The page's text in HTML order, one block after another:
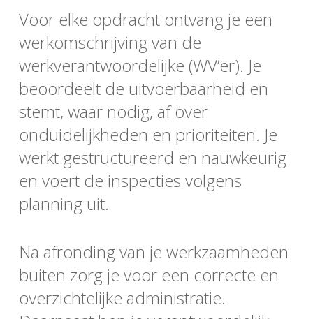
Voor elke opdracht ontvang je een
werkomschrijving van de
werkverantwoordelijke (WV’er). Je
beoordeelt de uitvoerbaarheid en
stemt, waar nodig, af over
onduidelijkheden en prioriteiten. Je
werkt gestructureerd en nauwkeurig
en voert de inspecties volgens
planning uit.
Na afronding van je werkzaamheden
buiten zorg je voor een correcte en
overzichtelijke administratie.